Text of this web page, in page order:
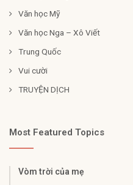
Văn học Mỹ
Văn học Nga – Xô Viết
Trung Quốc
Vui cười
TRUYỆN DỊCH
Most Featured Topics
Vòm trời của mẹ